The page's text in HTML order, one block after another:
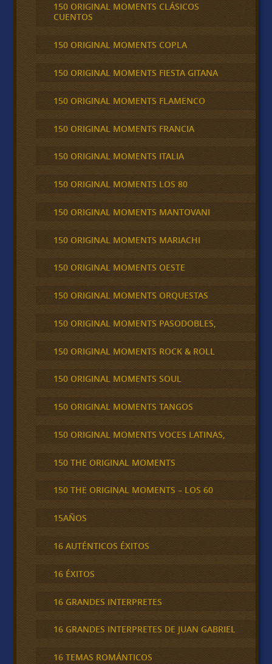
150 ORIGINAL MOMENTS CLÁSICOS
CUENTOS
150 ORIGINAL MOMENTS COPLA
150 ORIGINAL MOMENTS FIESTA GITANA
150 ORIGINAL MOMENTS FLAMENCO
150 ORIGINAL MOMENTS FRANCIA
150 ORIGINAL MOMENTS ITALIA
150 ORIGINAL MOMENTS LOS 80
150 ORIGINAL MOMENTS MANTOVANI
150 ORIGINAL MOMENTS MARIACHI
150 ORIGINAL MOMENTS OESTE
150 ORIGINAL MOMENTS ORQUESTAS
150 ORIGINAL MOMENTS PASODOBLES,
150 ORIGINAL MOMENTS ROCK & ROLL
150 ORIGINAL MOMENTS SOUL
150 ORIGINAL MOMENTS TANGOS
150 ORIGINAL MOMENTS VOCES LATINAS,
150 THE ORIGINAL MOMENTS
150 THE ORIGINAL MOMENTS – LOS 60
15AÑOS
16 AUTÉNTICOS ÉXITOS
16 ÉXITOS
16 GRANDES INTERPRETES
16 GRANDES INTERPRETES DE JUAN GABRIEL
16 TEMAS ROMÁNTICOS